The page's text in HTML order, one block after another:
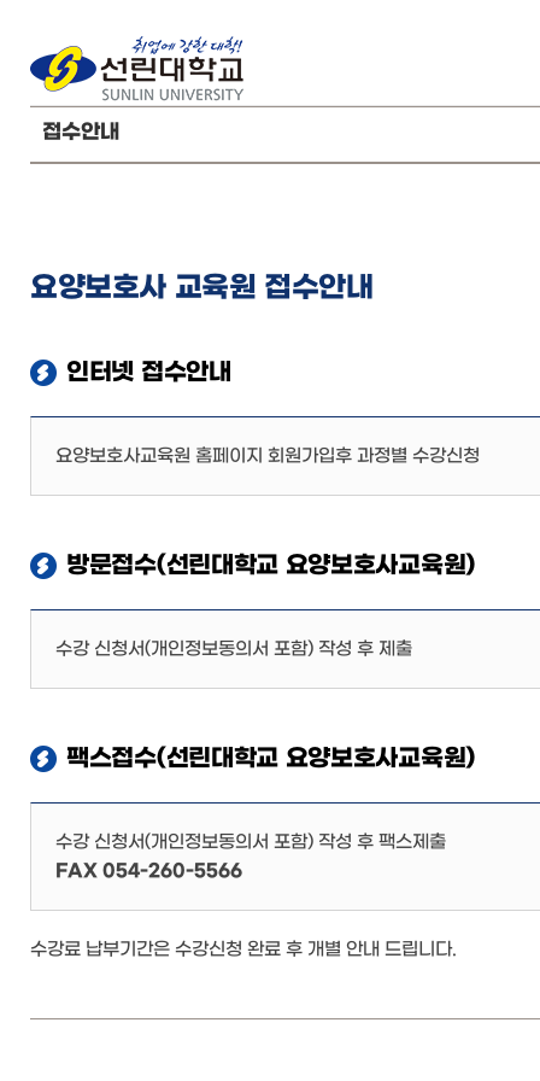
접수안내
요양보호사 교육원 접수안내
인터넷 접수안내
요양보호사교육원 홈페이지 회원가입후 과정별 수강신청
방문접수(선린대학교 요양보호사교육원)
수강 신청서(개인정보동의서 포함) 작성 후 제출
팩스접수(선린대학교 요양보호사교육원)
수강 신청서(개인정보동의서 포함) 작성 후 팩스제출
FAX 054-260-5566
수강료 납부기간은 수강신청 완료 후 개별 안내 드립니다.